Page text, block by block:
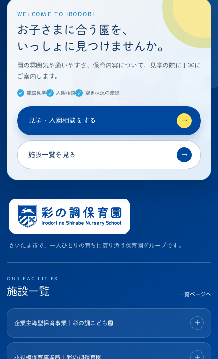
WELCOME TO IRODORI
お子さまに合う園を、
いっしょに見つけませんか。
園の雰囲気や通いやすさ、保育内容について、見学の際に丁寧に
ご案内します。
施設見学 入園相談 空き状況の確認
見学・入園相談をする →
施設一覧を見る →
さいたま市で、一人ひとりの育ちに寄り添う保育園グループです。
OUR FACILITIES
施設一覧 一覧ページへ
企業主導型保育事業｜彩の調こども園
小規模保育事業所｜彩の調保育園